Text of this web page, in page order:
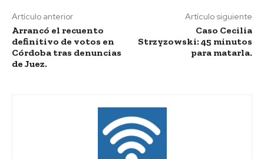
Artículo anterior
Arrancó el recuento
definitivo de votos en
Córdoba tras denuncias
de Juez.
Artículo siguiente
Caso Cecilia
Strzyzowski: 45 minutos
para matarla.